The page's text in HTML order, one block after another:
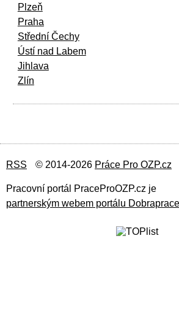
Plzeň
Praha
Střední Čechy
Ústí nad Labem
Jihlava
Zlín
RSS © 2014-2026 Práce Pro OZP.cz
Pracovní portál PraceProOZP.cz je
partnerským webem portálu